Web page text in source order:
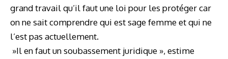
grand travail qu’il faut une loi pour les protéger car
on ne sait comprendre qui est sage femme et qui ne
l’est pas actuellement.
»Il en faut un soubassement juridique », estime